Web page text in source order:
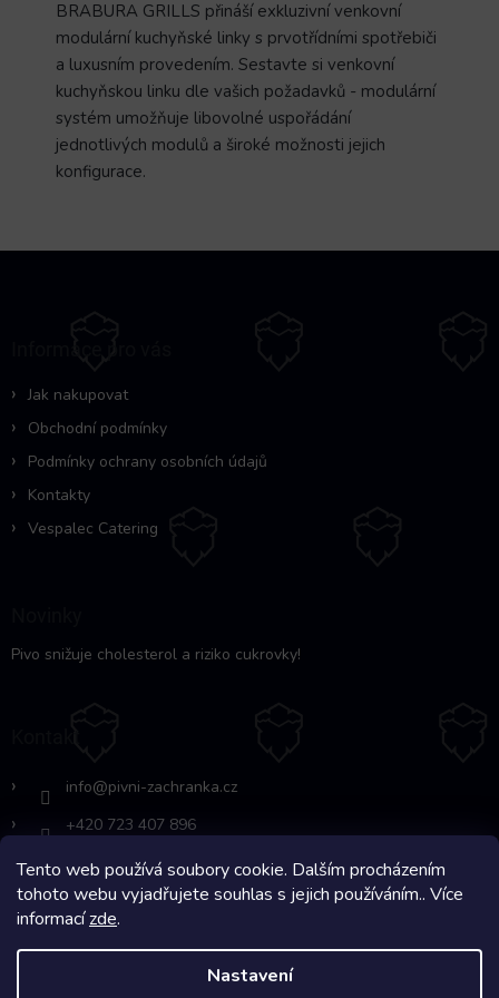
Tento web používá soubory cookie. Dalším procházením
tohoto webu vyjadřujete souhlas s jejich používáním.. Více
informacízde.
Nastavení
BRABURA GRILLS přináší exkluzivní venkovní
modulární kuchyňské linky s prvotřídními spotřebiči
a luxusním provedením. Sestavte si venkovní
kuchyňskou linku dle vašich požadavků - modulární
systém umožňuje libovolné uspořádání
jednotlivých modulů a široké možnosti jejich
konfigurace.
Jak nakupovat
Obchodní podmínky
Podmínky ochrany osobních údajů
Kontakty
Vespalec Catering
Pivo snižuje cholesterol a riziko cukrovky!
info@pivni-zachranka.cz
+420 723 407 896
https://www.facebook.com/www.fb.co
m/pivnipohotovost
Pivní Záchranka. Všechna práva vyhrazena.